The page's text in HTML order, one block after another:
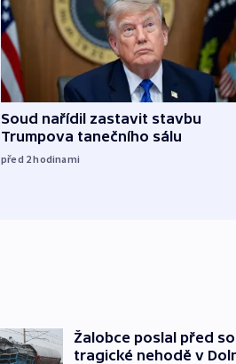
Soud nařídil zastavit stavbu
Trumpova tanečního sálu
před 2hodinami
Žalobce poslal před
tragické nehodě v